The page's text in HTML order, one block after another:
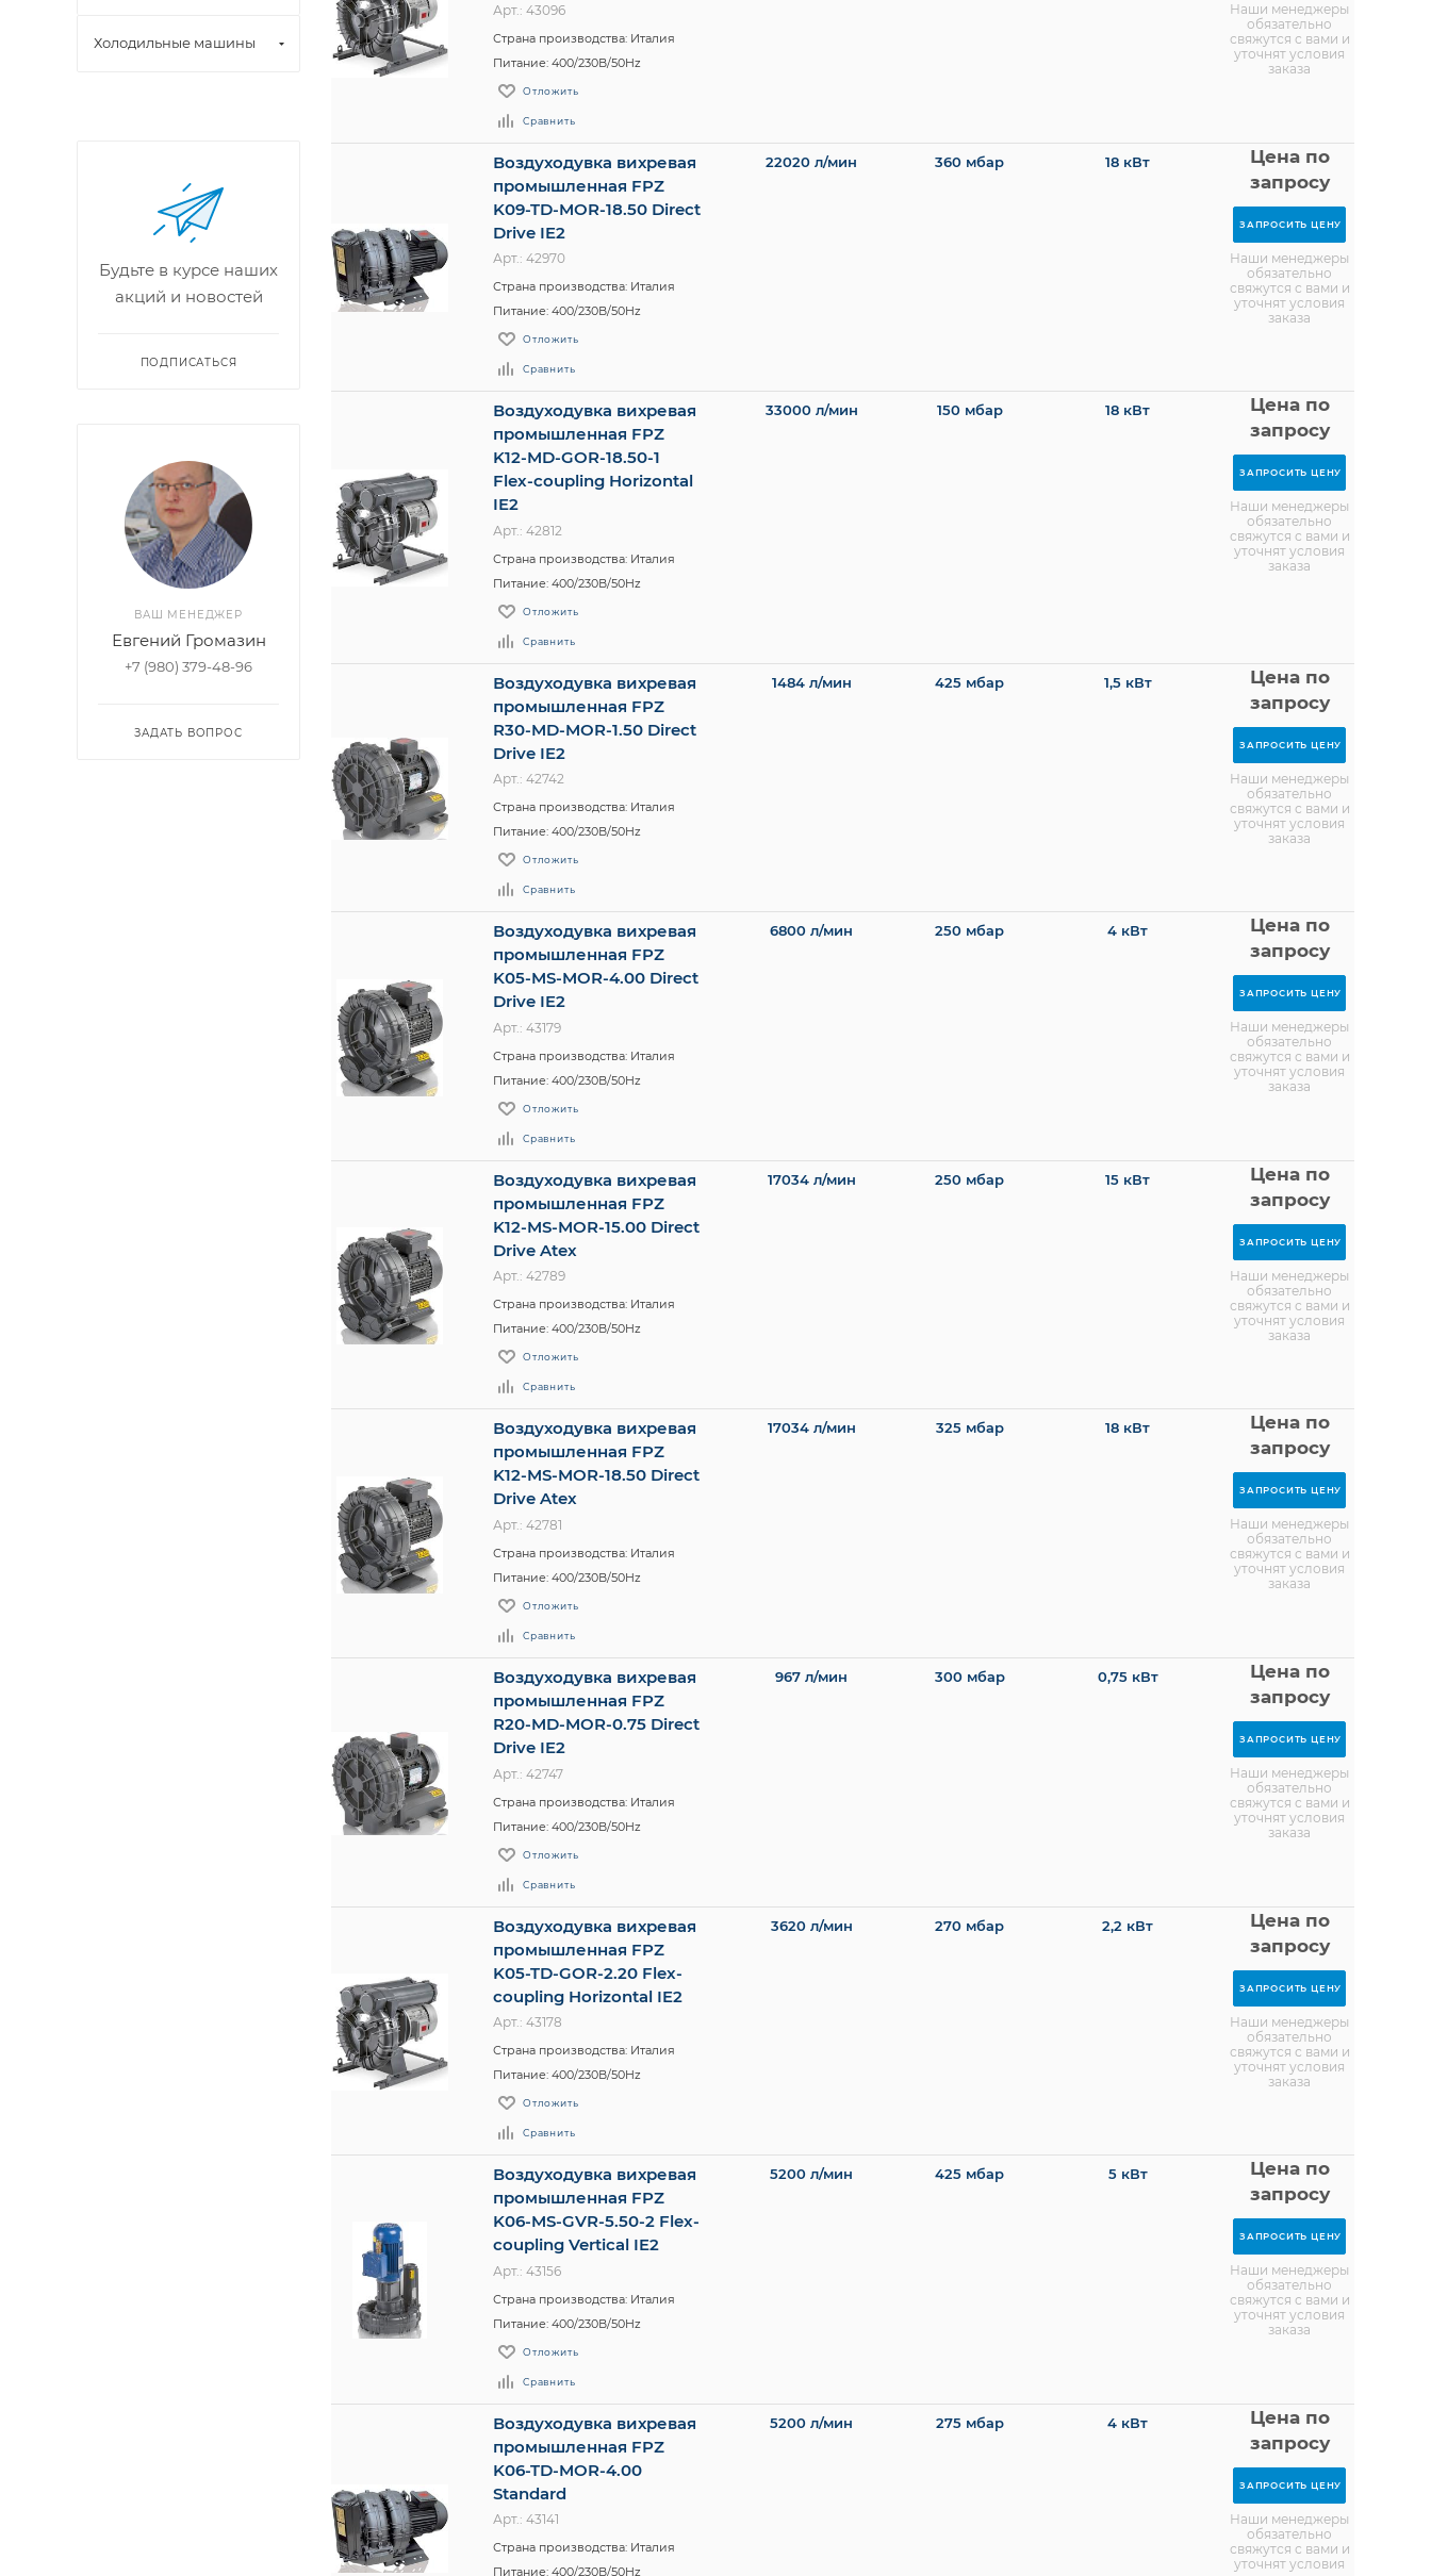
Арт.: 43096
Страна производства: Италия
Питание: 400/230В/50Hz
Отложить
Сравнить
Наши менеджеры
обязательно
свяжутся с вами и
уточнят условия
заказа
Воздуходувка вихревая
промышленная FPZ
K09-TD-MOR-18.50 Direct
Drive IE2
Арт.: 42970
Страна производства: Италия
Питание: 400/230В/50Hz
Отложить
Сравнить
22020 л/мин 360 мбар 18 кВт
Цена по
запросу
ЗАПРОСИТЬ ЦЕНУ
Наши менеджеры
обязательно
свяжутся с вами и
уточнят условия
заказа
Воздуходувка вихревая
промышленная FPZ
K12-MD-GOR-18.50-1
Flex-coupling Horizontal
IE2
Арт.: 42812
Страна производства: Италия
Питание: 400/230В/50Hz
Отложить
Сравнить
33000 л/мин 150 мбар 18 кВт
Цена по
запросу
ЗАПРОСИТЬ ЦЕНУ
Наши менеджеры
обязательно
свяжутся с вами и
уточнят условия
заказа
Воздуходувка вихревая
промышленная FPZ
R30-MD-MOR-1.50 Direct
Drive IE2
Арт.: 42742
Страна производства: Италия
Питание: 400/230В/50Hz
Отложить
Сравнить
1484 л/мин 425 мбар 1,5 кВт
Цена по
запросу
ЗАПРОСИТЬ ЦЕНУ
Наши менеджеры
обязательно
свяжутся с вами и
уточнят условия
заказа
Воздуходувка вихревая
промышленная FPZ
K05-MS-MOR-4.00 Direct
Drive IE2
Арт.: 43179
Страна производства: Италия
Питание: 400/230В/50Hz
Отложить
Сравнить
6800 л/мин 250 мбар 4 кВт
Цена по
запросу
ЗАПРОСИТЬ ЦЕНУ
Наши менеджеры
обязательно
свяжутся с вами и
уточнят условия
заказа
Воздуходувка вихревая
промышленная FPZ
K12-MS-MOR-15.00 Direct
Drive Atex
Арт.: 42789
Страна производства: Италия
Питание: 400/230В/50Hz
Отложить
Сравнить
17034 л/мин 250 мбар 15 кВт
Цена по
запросу
ЗАПРОСИТЬ ЦЕНУ
Наши менеджеры
обязательно
свяжутся с вами и
уточнят условия
заказа
Воздуходувка вихревая
промышленная FPZ
K12-MS-MOR-18.50 Direct
Drive Atex
Арт.: 42781
Страна производства: Италия
Питание: 400/230В/50Hz
Отложить
Сравнить
17034 л/мин 325 мбар 18 кВт
Цена по
запросу
ЗАПРОСИТЬ ЦЕНУ
Наши менеджеры
обязательно
свяжутся с вами и
уточнят условия
заказа
Воздуходувка вихревая
промышленная FPZ
R20-MD-MOR-0.75 Direct
Drive IE2
Арт.: 42747
Страна производства: Италия
Питание: 400/230В/50Hz
Отложить
Сравнить
967 л/мин 300 мбар 0,75 кВт
Цена по
запросу
ЗАПРОСИТЬ ЦЕНУ
Наши менеджеры
обязательно
свяжутся с вами и
уточнят условия
заказа
Воздуходувка вихревая
промышленная FPZ
K05-TD-GOR-2.20 Flex-
coupling Horizontal IE2
Арт.: 43178
Страна производства: Италия
Питание: 400/230В/50Hz
Отложить
Сравнить
3620 л/мин 270 мбар 2,2 кВт
Цена по
запросу
ЗАПРОСИТЬ ЦЕНУ
Наши менеджеры
обязательно
свяжутся с вами и
уточнят условия
заказа
Воздуходувка вихревая
промышленная FPZ
K06-MS-GVR-5.50-2 Flex-
coupling Vertical IE2
Арт.: 43156
Страна производства: Италия
Питание: 400/230В/50Hz
Отложить
Сравнить
5200 л/мин 425 мбар 5 кВт
Цена по
запросу
ЗАПРОСИТЬ ЦЕНУ
Наши менеджеры
обязательно
свяжутся с вами и
уточнят условия
заказа
Воздуходувка вихревая
промышленная FPZ
K06-TD-MOR-4.00
Standard
Арт.: 43141
Страна производства: Италия
Питание: 400/230В/50Hz
5200 л/мин 275 мбар 4 кВт
Цена по
запросу
ЗАПРОСИТЬ ЦЕНУ
Наши менеджеры
обязательно
свяжутся с вами и
уточнят условия
Холодильные машины
Будьте в курсе наших
акций и новостей
ПОДПИСАТЬСЯ
ВАШ МЕНЕДЖЕР
Евгений Громазин
+7 (980) 379-48-96
ЗАДАТЬ ВОПРОС